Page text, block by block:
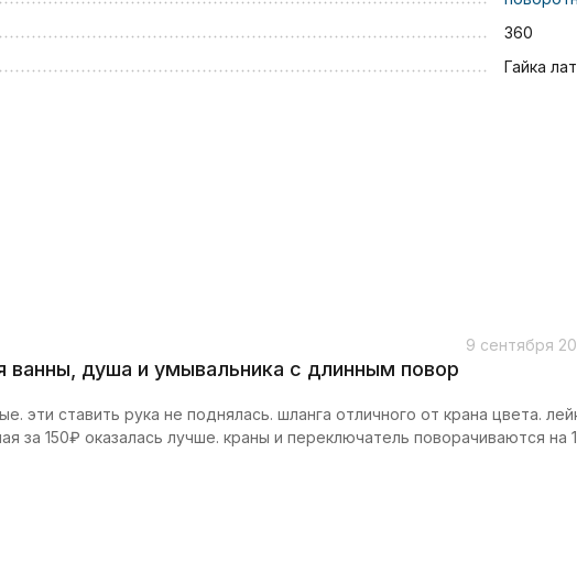
360
Гайка
9 сентября
ванны, душа и умывальника с длинным повор
эти ставить рука не поднялась. шланга отличного от крана цвета.
за 150₽ оказалась лучше. краны и переключатель поворачиваются на